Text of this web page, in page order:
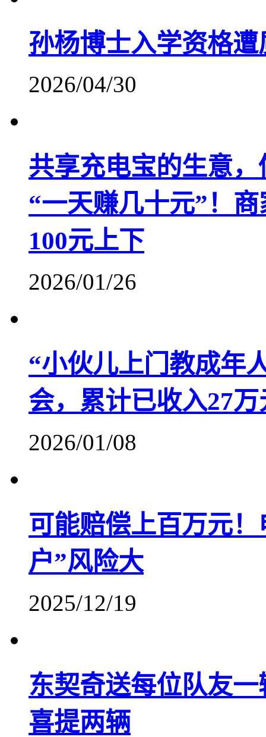
孙杨博士入学资格
2026/04/30
共享充电宝的生意
“一天赚几十元”！
100元上下
2026/01/26
“小伙儿上门教成年
会，累计已收入27万
2026/01/08
可能赔偿上百万元
户”风险大
2025/12/19
东契奇送每位队友
喜提两辆